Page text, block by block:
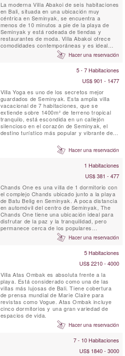
La moderna Villa Abakoi de seis habitaciones
en Bali, situada en una ubicación muy
céntrica en Seminyak, se encuentra a
menos de 10 minutos a pie de la playa de
Seminyak y está rodeada de tiendas y
restaurantes de moda. Villa Abakoi ofrece
comodidades contemporáneas y es ideal
para que familias o amigos la compartan y
disfruten. Entre sus servicios se incluyen
con aire acondicionado, un dormitorio infantil
Hacer una reservación
5 - 7 Habitaciones
US$ 901 - 1477
Villa Yoga es uno de los secretos mejor
guardados de Seminyak. Esta amplia villa
vacacional de 7 habitaciones, que se
extiende sobre 1400m² de terreno tropical
tranquilo, está escondida en un callejón
silencioso en el corazón de Seminyak, el
destino turístico más popular y vibrante de
como su nombre indica, es un sueño hecho
realidad para los yoguis y yoguinis que
Hacer una reservación
1 Habitaciones
US$ 381 - 477
Chands One es una villa de 1 dormitorio con
el complejo Chands ubicado junto a la playa
de Batu Belig en Seminyak. A poca distancia
en automóvil del centro de Seminyak, The
Chands One tiene una ubicación ideal para
disfrutar de la paz y la tranquilidad, pero
permanece cerca de los populares
restaurantes, boutiques y cafeterías. Esta
villa de 1 dormitorio ofrece una escapada
tropicales con piscina privada y cocina
Hacer una reservación
5 Habitaciones
US$ 2210 - 4000
Villa Atas Ombak es absoluta frente a la
playa. Está considerado como una de las
villas más lujosas de Bali. Tiene cobertura
de prensa mundial de Marie Claire para
revistas como Vogue. Atas Ombak incluye
cinco dormitorios y una gran variedad de
espacios de vida.
Hacer una reservación
7 - 10 Habitaciones
US$ 1840 - 3000